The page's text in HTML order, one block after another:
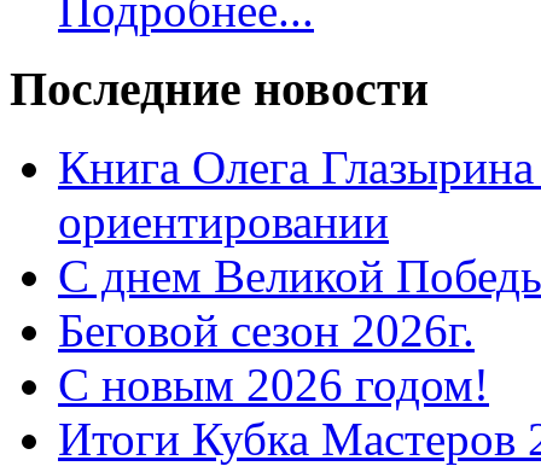
Подробнее...
Последние новости
Книга Олега
ориентировании
С днем Великой
Беговой сезон 2026г.
С новым 2026 годом!
Итоги Кубка Мастеров